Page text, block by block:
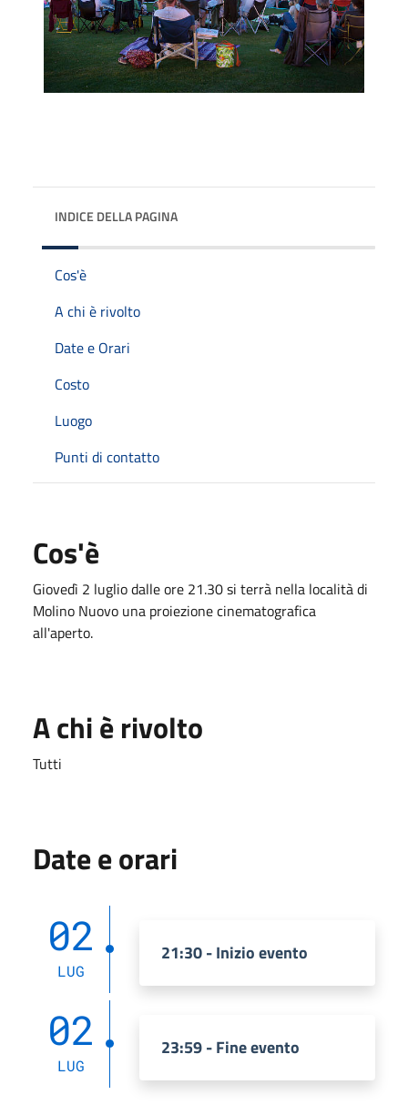
INDICE DELLA PAGINA
Cos'è
A chi è rivolto
Date e Orari
Costo
Luogo
Punti di contatto
Cos'è
Giovedì 2 luglio dalle ore 21.30 si terrà nella località di
Molino Nuovo una proiezione cinematografica
all'aperto.
A chi è rivolto
Tutti
Date e orari
02
LUG
21:30 - Inizio evento
02
LUG
23:59 - Fine evento